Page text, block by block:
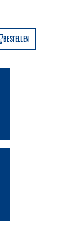
BESTELLEN